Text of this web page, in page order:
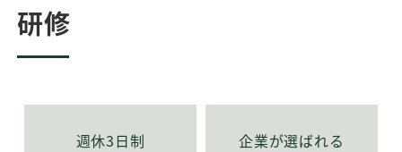
へ
移
動
研修
週休3日制
企業が選ばれる